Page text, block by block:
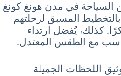
السياحة في مدن هونغ كونغ
المسبق لرحلتهم
كذلك، يُفضل ارتداء
مع الطقس المعتدل.
اللحظات الجميلة